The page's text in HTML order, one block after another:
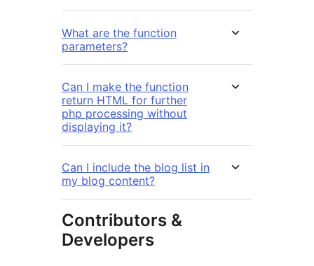
What are the function
parameters?
Can I make the function
return HTML for further
php processing without
displaying it?
Can I include the blog list in
my blog content?
Contributors &
Developers